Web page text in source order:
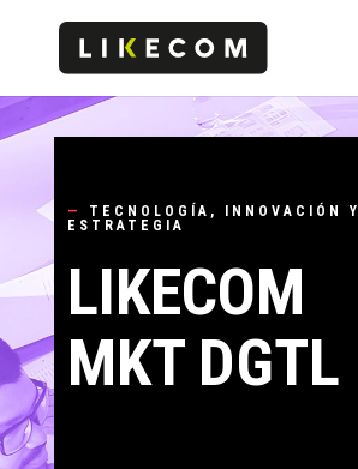
—
TECNOLOGÍA, INNOVACIÓN Y
ESTRATEGIA
LIKECOM
MKT DGTL